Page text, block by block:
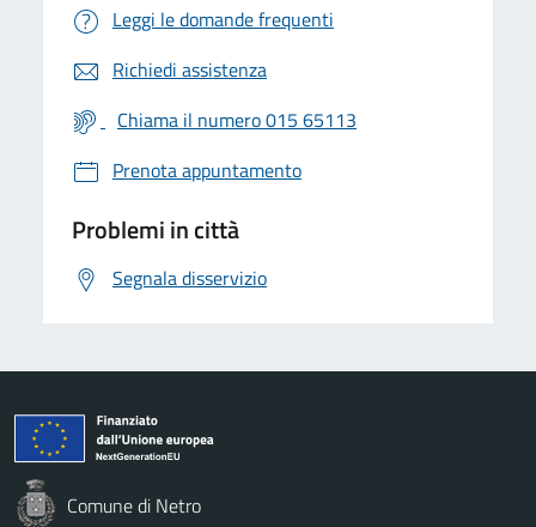
Leggi le domande frequenti
Richiedi assistenza
Chiama il numero 015 65113
Prenota appuntamento
Problemi in città
Segnala disservizio
Comune di Netro